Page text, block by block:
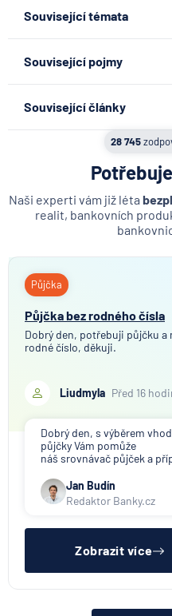
Související témata
Související pojmy
SEPA Platba
George Česká
Kodex mobility klientů
Zpoždění splátky
Zastoupení zahraniční
Bankovní licence
Bankovní notifikace
Konstantní symbol
Související články
Zobrazit
28 745
Naši experti vám již léta
realit, bankovních
Půjčka
Půjčka bez rodného čísla
Dobrý den, potřebuji půjčku a
rodné číslo, děkuji.
Liudmyla Před 16
Dobrý den, s výběrem
půjčky Vám pomůže
náš srovnávač půjček a
půjček. Pro získání půjčky je
třeba mít dostatečný příjem,
nebýt ve zkušební ani
Jan Budín
Redaktor Banky.cz
Zobrazit více